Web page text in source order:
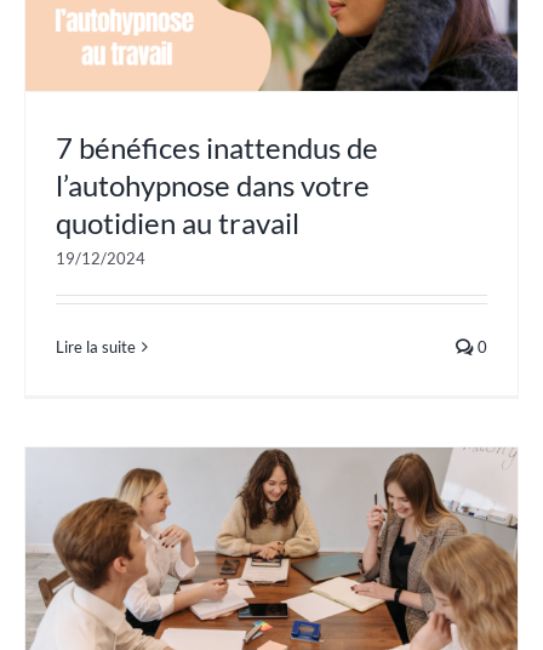
7 bénéfices inattendus de
l’autohypnose dans votre
quotidien au travail
19/12/2024
Lire la suite 0